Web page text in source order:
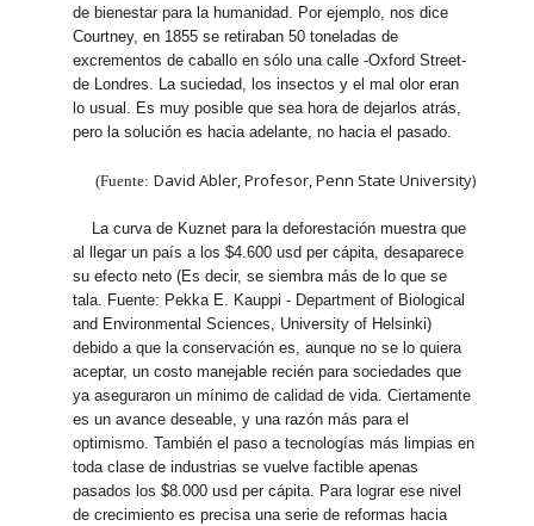
de bienestar para la humanidad. Por ejemplo, nos dice
Courtney, en 1855 se retiraban 50 toneladas de
excrementos de caballo en sólo una calle -Oxford Street-
de Londres. La suciedad, los insectos y el mal olor eran
lo usual. Es muy posible que sea hora de dejarlos atrás,
pero la solución es hacia adelante, no hacia el pasado.
(Fuente: David Abler, Profesor, Penn State University)
La curva de Kuznet para la deforestación muestra que
al llegar un país a los $4.600 usd per cápita, desaparece
su efecto neto (Es decir, se siembra más de lo que se
tala. Fuente: Pekka E. Kauppi - Department of Biological
and Environmental Sciences, University of Helsinki)
debido a que la conservación es, aunque no se lo quiera
aceptar, un costo manejable recién para sociedades que
ya aseguraron un mínimo de calidad de vida. Ciertamente
es un avance deseable, y una razón más para el
optimismo. También el paso a tecnologías más limpias en
toda clase de industrias se vuelve factible apenas
pasados los $8.000 usd per cápita. Para lograr ese nivel
de crecimiento es precisa una serie de reformas hacia